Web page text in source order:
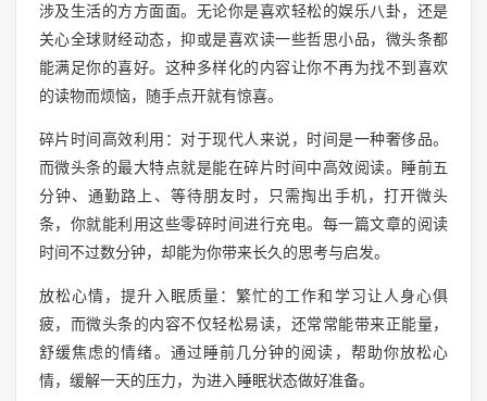
涉及生活的方方面面。无论你是喜欢轻松的娱乐八卦，还是
关心全球财经动态，抑或是喜欢读一些哲思小品，微头条都
能满足你的喜好。这种多样化的内容让你不再为找不到喜欢
的读物而烦恼，随手点开就有惊喜。
碎片时间高效利用：对于现代人来说，时间是一种奢侈品。
而微头条的最大特点就是能在碎片时间中高效阅读。睡前五
分钟、通勤路上、等待朋友时，只需掏出手机，打开微头
条，你就能利用这些零碎时间进行充电。每一篇文章的阅读
时间不过数分钟，却能为你带来长久的思考与启发。
放松心情，提升入眠质量：繁忙的工作和学习让人身心俱
疲，而微头条的内容不仅轻松易读，还常常能带来正能量，
舒缓焦虑的情绪。通过睡前几分钟的阅读，帮助你放松心
情，缓解一天的压力，为进入睡眠状态做好准备。